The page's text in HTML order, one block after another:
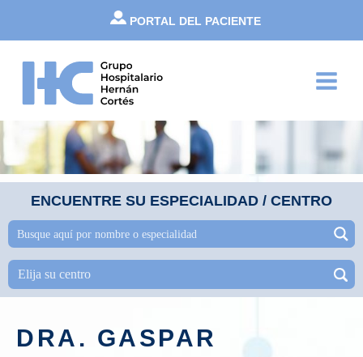
contenido
PORTAL DEL PACIENTE
Menu
ENCUENTRE SU ESPECIALIDAD / CENTRO
DRA. GASPAR